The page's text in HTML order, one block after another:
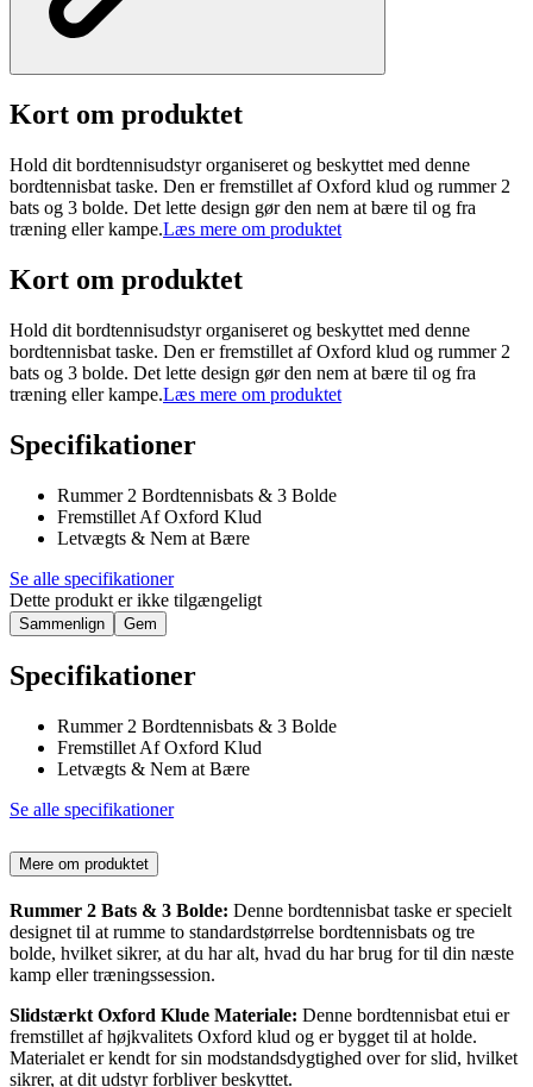
Kort om produktet
Hold dit bordtennisudstyr organiseret og beskyttet med denne
bordtennisbat taske. Den er fremstillet af Oxford klud og rummer 2
bats og 3 bolde. Det lette design gør den nem at bære til og fra
træning eller kampe.Læs mere om produktet
Kort om produktet
Hold dit bordtennisudstyr organiseret og beskyttet med denne
bordtennisbat taske. Den er fremstillet af Oxford klud og rummer 2
bats og 3 bolde. Det lette design gør den nem at bære til og fra
træning eller kampe.Læs mere om produktet
Specifikationer
Rummer 2 Bordtennisbats & 3 Bolde
Fremstillet Af Oxford Klud
Letvægts & Nem at Bære
Se alle specifikationer
Dette produkt er ikke tilgængeligt
Sammenlign Gem
Specifikationer
Rummer 2 Bordtennisbats & 3 Bolde
Fremstillet Af Oxford Klud
Letvægts & Nem at Bære
Se alle specifikationer
Mere om produktet
Rummer 2 Bats & 3 Bolde: Denne bordtennisbat taske er specielt
designet til at rumme to standardstørrelse bordtennisbats og tre
bolde, hvilket sikrer, at du har alt, hvad du har brug for til din næste
kamp eller træningssession.
Slidstærkt Oxford Klude Materiale: Denne bordtennisbat etui er
fremstillet af højkvalitets Oxford klud og er bygget til at holde.
Materialet er kendt for sin modstandsdygtighed over for slid, hvilket
sikrer, at dit udstyr forbliver beskyttet.